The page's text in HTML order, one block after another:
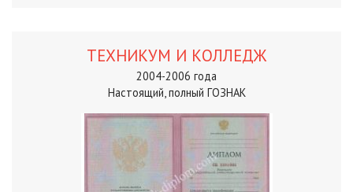
ТЕХНИКУМ И КОЛЛЕДЖ
2004-2006 года
Настоящий, полный ГОЗНАК